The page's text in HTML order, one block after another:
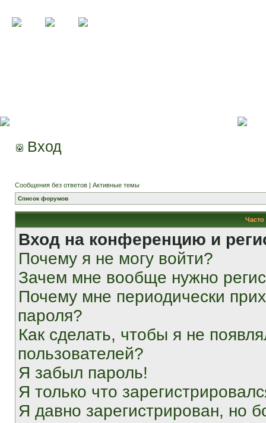
Вход
Сообщения без ответов | Активные темы
Список форумов
Вход на конференцию и
Почему я не могу войти?
Зачем мне вообще нужно
Почему мне периодически
пароля?
Как сделать, чтобы я не
пользователей?
Я забыл пароль!
Я только что
Я давно зарегистрирован, но